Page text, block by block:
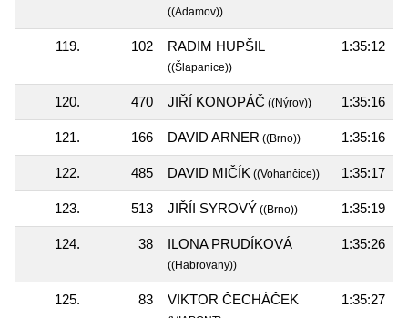
((Adamov))
119. 102 RADIM HUPŠIL
((Šlapanice))
1:35:12
120. 470 JIŘÍ KONOPÁČ ((Nýrov)) 1:35:16
121. 166 DAVID ARNER ((Brno)) 1:35:16
122. 485 DAVID MIČÍK ((Vohančice)) 1:35:17
123. 513 JIŘÍI SYROVÝ ((Brno)) 1:35:19
124. 38 ILONA PRUDÍKOVÁ
((Habrovany))
1:35:26
125. 83 VIKTOR ČECHÁČEK 1:35:27